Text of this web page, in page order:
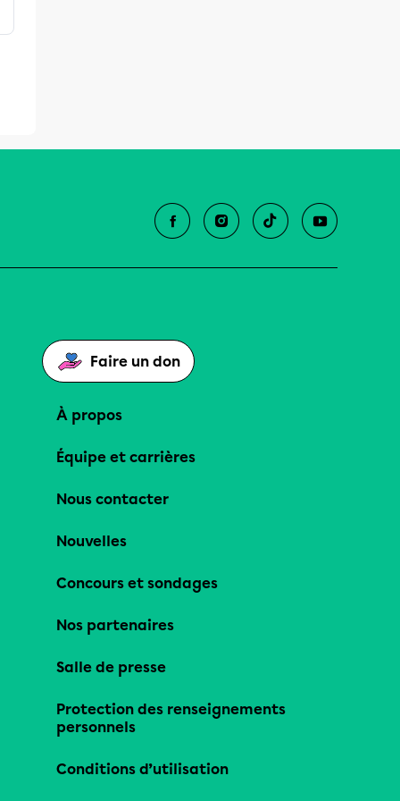
Faire un don
À propos
Équipe et carrières
Nous contacter
Nouvelles
Concours et sondages
Nos partenaires
Salle de presse
Protection des renseignements
personnels
Conditions d’utilisation